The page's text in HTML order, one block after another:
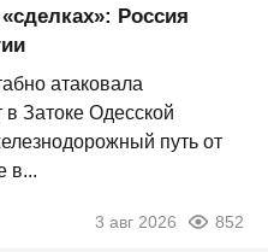
Россия
атаковала
в Затоке Одесской
путь от
в...
3 авг 2026 852